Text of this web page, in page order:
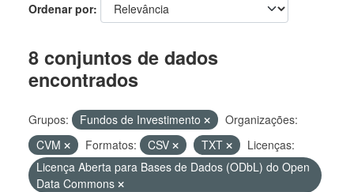
Ordenar por
8 conjuntos de dados
encontrados
Grupos: Fundos de Investimento
Organizações:
CVM
Formatos: CSV TXT
Licenças:
Licença Aberta para Bases de Dados (ODbL) do Open
Data Commons